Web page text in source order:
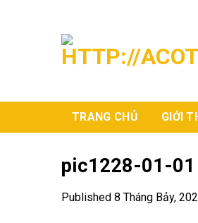
TRANG CHỦ GIỚI
pic1228-01-01
Published 8 Tháng Bảy,